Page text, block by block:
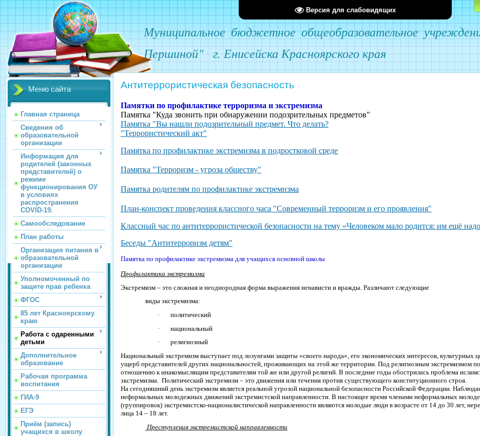
Версия для слабовидящих
Муниципальное бюджетное общеобразовательное
Першиной" г. Енисейска Красноярского края
Меню сайта
Главная страница
Сведения об
образовательной
организации
Информация для
родителей (законных
представителей) о
режиме
функционирования ОУ
в условиях
распространения
COVID-19.
Самообследование
План работы
Организация питания в
образовательной
организации
Уполномоченный по
защите прав ребенка
ФГОС
85 лет Красноярскому
краю
Работа с одаренными
детьми
Дополнительное
образование
Рабочая программа
воспитания
ГИА-9
ЕГЭ
Приём (запись)
учащихся в школу
Антитеррористическая безопасность
Памятки по профилактике терроризма и экстремизма
Памятка "Куда звонить при обнаружении подозрительных предметов"
Памятка "Вы нашли подозрительный предмет. Что делать?
"Террористический акт"
Памятка по профилактике экстремизма в подростковой среде
Памятка "Терроризм - угроза обществу"
Памятка родителям по профилактике экстремизма
План-конспект проведения классного часа "Современный терроризм и его проявления"
Классный час по антитеррористической безопасности на тему «Человеком мало родится: им ещё надо
Беседы "Антитерроризм детям"
Памятка по профилактике экстремизма для учащихся основной школы
Профилактика экстремизма
Экстремизм – это сложная и неоднородная форма выражения ненависти и вражды. Различают следующие
виды экстремизма:
·
политический
·
национальный
·
религиозный
Национальный экстремизм выступает под лозунгами защиты «своего народа», его экономических интересов, культурных
ущерб представителей других национальностей, проживающих на этой же территории. Под религиозным экстремизмом
отношению к инакомыслящим представителям той же или другой религий. В последние годы обострилась проблема
экстремизма.
Политический экстремизм – это движения или течения против существующего конституционного строя.
На сегодняшний день экстремизм является реальной угрозой национальной безопасности Российской Федерации.
неформальных молодежных движений экстремистской направленности. В настоящее время членами неформальных
(группировок) экстремистско-националистической направленности являются молодые люди в возрасте от 14 до 30 лет,
лица 14 – 18 лет.
Преступления экстремистской направленности